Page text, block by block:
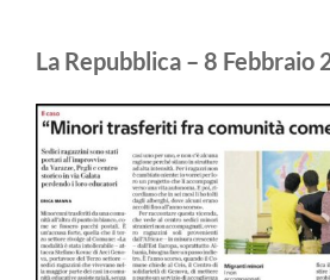
La Repubblica – 8 Febbraio